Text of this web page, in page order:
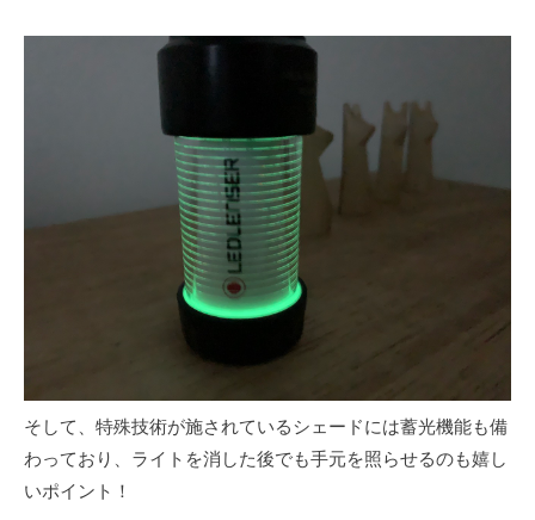
そして、特殊技術が施されているシェードには蓄光機能も備
わっており、ライトを消した後でも手元を照らせるのも嬉し
いポイント！